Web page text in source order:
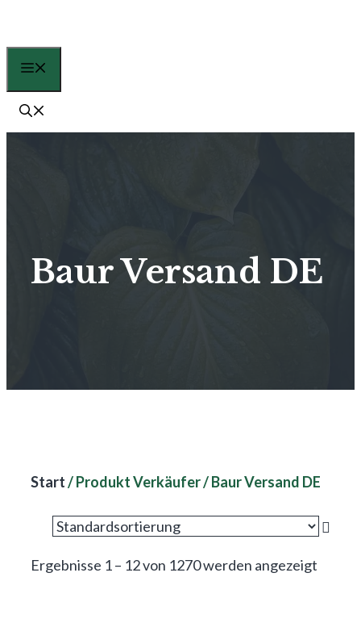
springen
Baur Versand DE
Start/ Produkt Verkäufer / Baur Versand DE
Ergebnisse 1 – 12 von 1270 werden angezeigt